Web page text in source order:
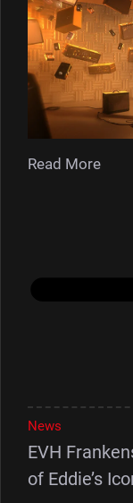
Read More
News
EVH
of Eddie’s